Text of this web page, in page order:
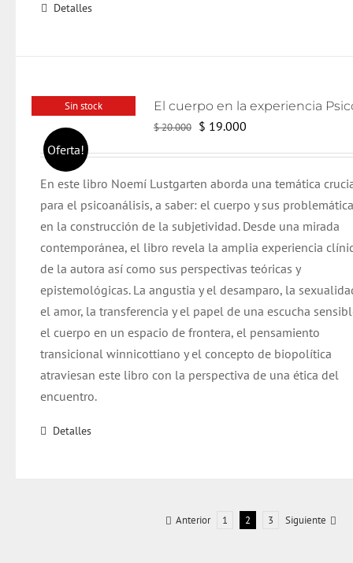
Detalles
Sin stock
Oferta!
$20.000 El
era:
$ 20.000.
$ 19.000El
es:
$ 19.000.
En este libro Noemí Lustgarten aborda una temática
para el psicoanálisis, a saber: el cuerpo y sus
en la construcción de la subjetividad. Desde una mirada
contemporánea, el libro revela la amplia experiencia
de la autora así como sus perspectivas teóricas y
epistemológicas.La angustia y el desamparo, la
el amor, la transferencia y el papel de una escucha
el cuerpo en un espacio de frontera, el pensamiento
transicional winnicottiano y el concepto de biopolítica
atraviesan este libro con la perspectiva de una ética del
encuentro.
Detalles
Anterior 1 2 3 Siguiente